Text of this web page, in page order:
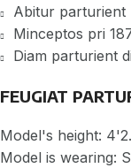
Abitur parturient
Minceptos pri
Diam parturient
FEUGIAT
Model's height:
Model is wearing: